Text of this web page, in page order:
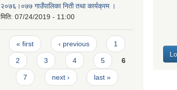
२०७६।०७७ गाउँपालिका निती तथा कार्यक्रम ।
मिति: 07/24/2019 - 11:00
Pages
« first ‹ previous 1
2 3 4 5 6
7 next › last »